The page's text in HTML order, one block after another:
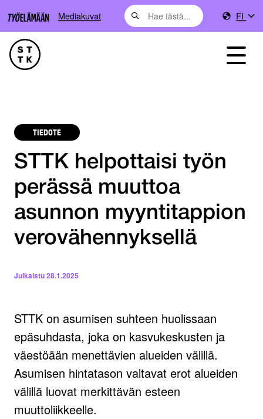
Mediakuvat FI
TIEDOTE
STTK helpottaisi työn
perässä muuttoa
asunnon myyntitappion
verovähennyksellä
Julkaistu28.1.2025
STTK on asumisen suhteen huolissaan
epäsuhdasta, joka on kasvukeskusten ja
väestöään menettävien alueiden välillä.
Asumisen hintatason valtavat erot alueiden
välillä luovat merkittävän esteen
muuttoliikkeelle.